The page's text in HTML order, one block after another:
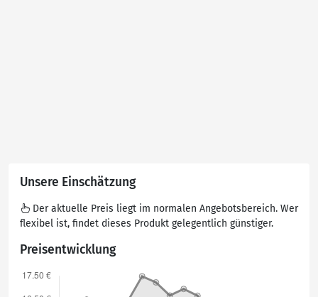
Unsere Einschätzung
Der aktuelle Preis liegt im normalen Angebotsbereich. Wer
flexibel ist, findet dieses Produkt gelegentlich günstiger.
Preisentwicklung